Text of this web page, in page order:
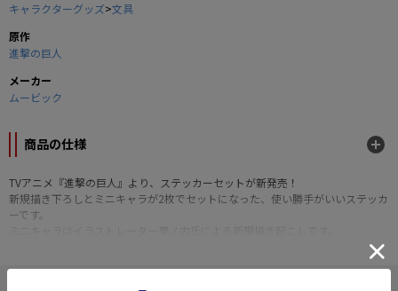
キャラクターグッズ>文具
原作
進撃の巨人
メーカー
ムービック
商品の仕様
TVアニメ『進撃の巨人』より、ステッカーセットが新発売！
新規描き下ろしとミニキャラが2枚でセットになった、使い勝手がいいステッカ
ーです。